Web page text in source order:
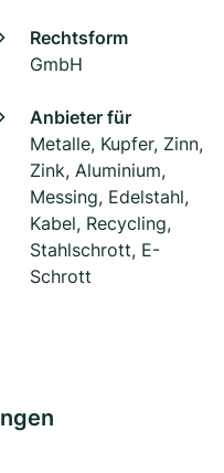
Rechtsform
GmbH
Anbieter für
Metalle, Kupfer, Zinn,
Zink, Aluminium,
Messing, Edelstahl,
Kabel, Recycling,
Stahlschrott, E-
Schrott